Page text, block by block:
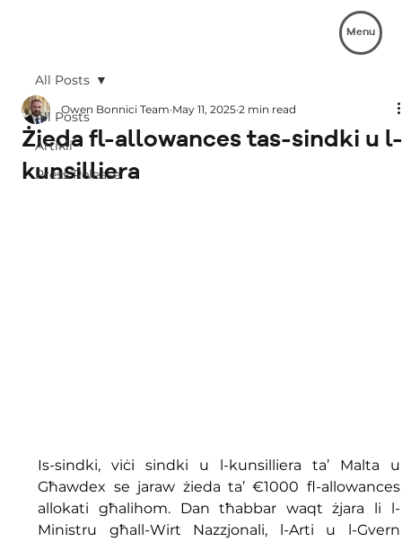
Menu
All Posts
Artikli
Press Release
All Posts
Żieda fl-allowances tas-sindki u
kunsilliera
Owen Bonnici Team May 11, 2025 2 min read
Is-sindki, viċi sindki u l-kunsilliera ta’ Malta u
Għawdex se jaraw żieda ta’ €1000 fl-allowances
allokati għalihom. Dan tħabbar waqt żjara li l-
Ministru għall-Wirt Nazzjonali, l-Arti u l-Gvern